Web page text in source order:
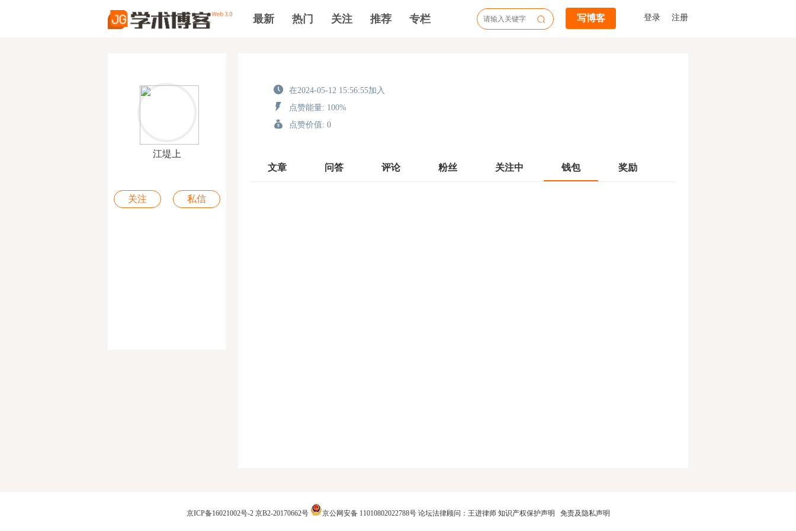
最新 热门 关注 推荐 专栏 写博客 登录 注册
江堤上
关注 私信
在2024-05-12 15:56:55加入
点赞能量: 100%
点赞价值: 0
文章 问答 评论 粉丝 关注中 钱包 奖励
京ICP备16021002号-2京B2-20170662号 京公网安备 11010802022788号 论坛法律顾问：王进律师 知识产权保护声明 免责及隐私声明